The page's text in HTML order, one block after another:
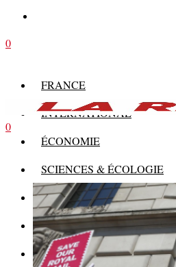
0
FRANCE
INTERNATIONAL
ÉCONOMIE
SCIENCES & ÉCOLOGIE
HISTOIRE
THÉORIE
CULTURE
0